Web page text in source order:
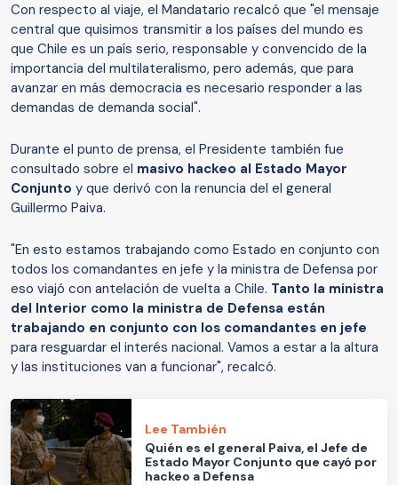
Con respecto al viaje, el Mandatario recalcó que "el mensaje
central que quisimos transmitir a los países del mundo es
que Chile es un país serio, responsable y convencido de la
importancia del multilateralismo, pero además, que para
avanzar en más democracia es necesario responder a las
demandas de demanda social".
Durante el punto de prensa, el Presidente también fue
consultado sobre el masivo hackeo al Estado Mayor
Conjunto y que derivó con la renuncia del el general
Guillermo Paiva.
"En esto estamos trabajando como Estado en conjunto con
todos los comandantes en jefe y la ministra de Defensa por
eso viajó con antelación de vuelta a Chile. Tanto la ministra
del Interior como la ministra de Defensa están
trabajando en conjunto con los comandantes en jefe
para resguardar el interés nacional. Vamos a estar a la altura
y las instituciones van a funcionar", recalcó.
Lee También
Quién es el general Paiva, el Jefe de
Estado Mayor Conjunto que cayó por
hackeo a Defensa